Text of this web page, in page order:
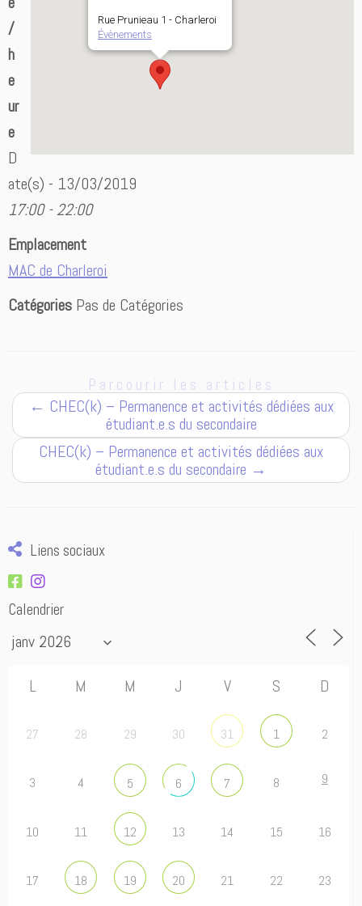
Rue Prunieau 1 - Charleroi
Évènements
/
h
e
ur
e
D
ate(s) - 13/03/2019
17:00 - 22:00
Emplacement
MAC de Charleroi
Catégories Pas de Catégories
Parcourir les articles
← CHEC(k) – Permanence et activités dédiées aux
étudiant.e.s du secondaire
CHEC(k) – Permanence et activités dédiées aux
étudiant.e.s du secondaire →
Liens sociaux
Calendrier
L M M J V S D
27 28 29 30 31 1 2
3 4 5 6 7 8 9
10 11 12 13 14 15 16
17 18 19 20 21 22 23